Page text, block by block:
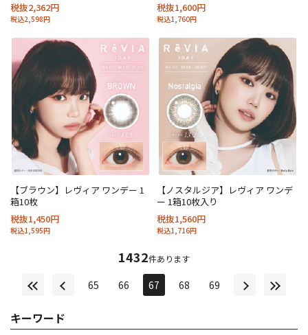
税抜2,362円
税込2,598円
税抜1,600円
税込1,760円
【ブラウン】レヴィア ワンデー 1
箱10枚
税抜1,450円
税込1,595円
【ノスタルジア】レヴィア ワンデ
ー 1箱10枚入り
税抜1,560円
税込1,716円
1432件あります
65 66 67 68 69
キーワード